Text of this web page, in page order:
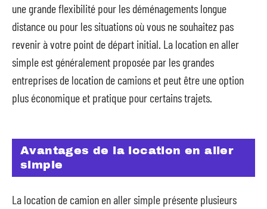
une grande flexibilité pour les déménagements longue
distance ou pour les situations où vous ne souhaitez pas
revenir à votre point de départ initial. La location en aller
simple est généralement proposée par les grandes
entreprises de location de camions et peut être une option
plus économique et pratique pour certains trajets.
Avantages de la location en aller
simple
La location de camion en aller simple présente plusieurs